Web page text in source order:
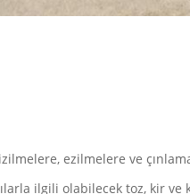
ezilmelere ve
ilgili olabilecek toz, kir